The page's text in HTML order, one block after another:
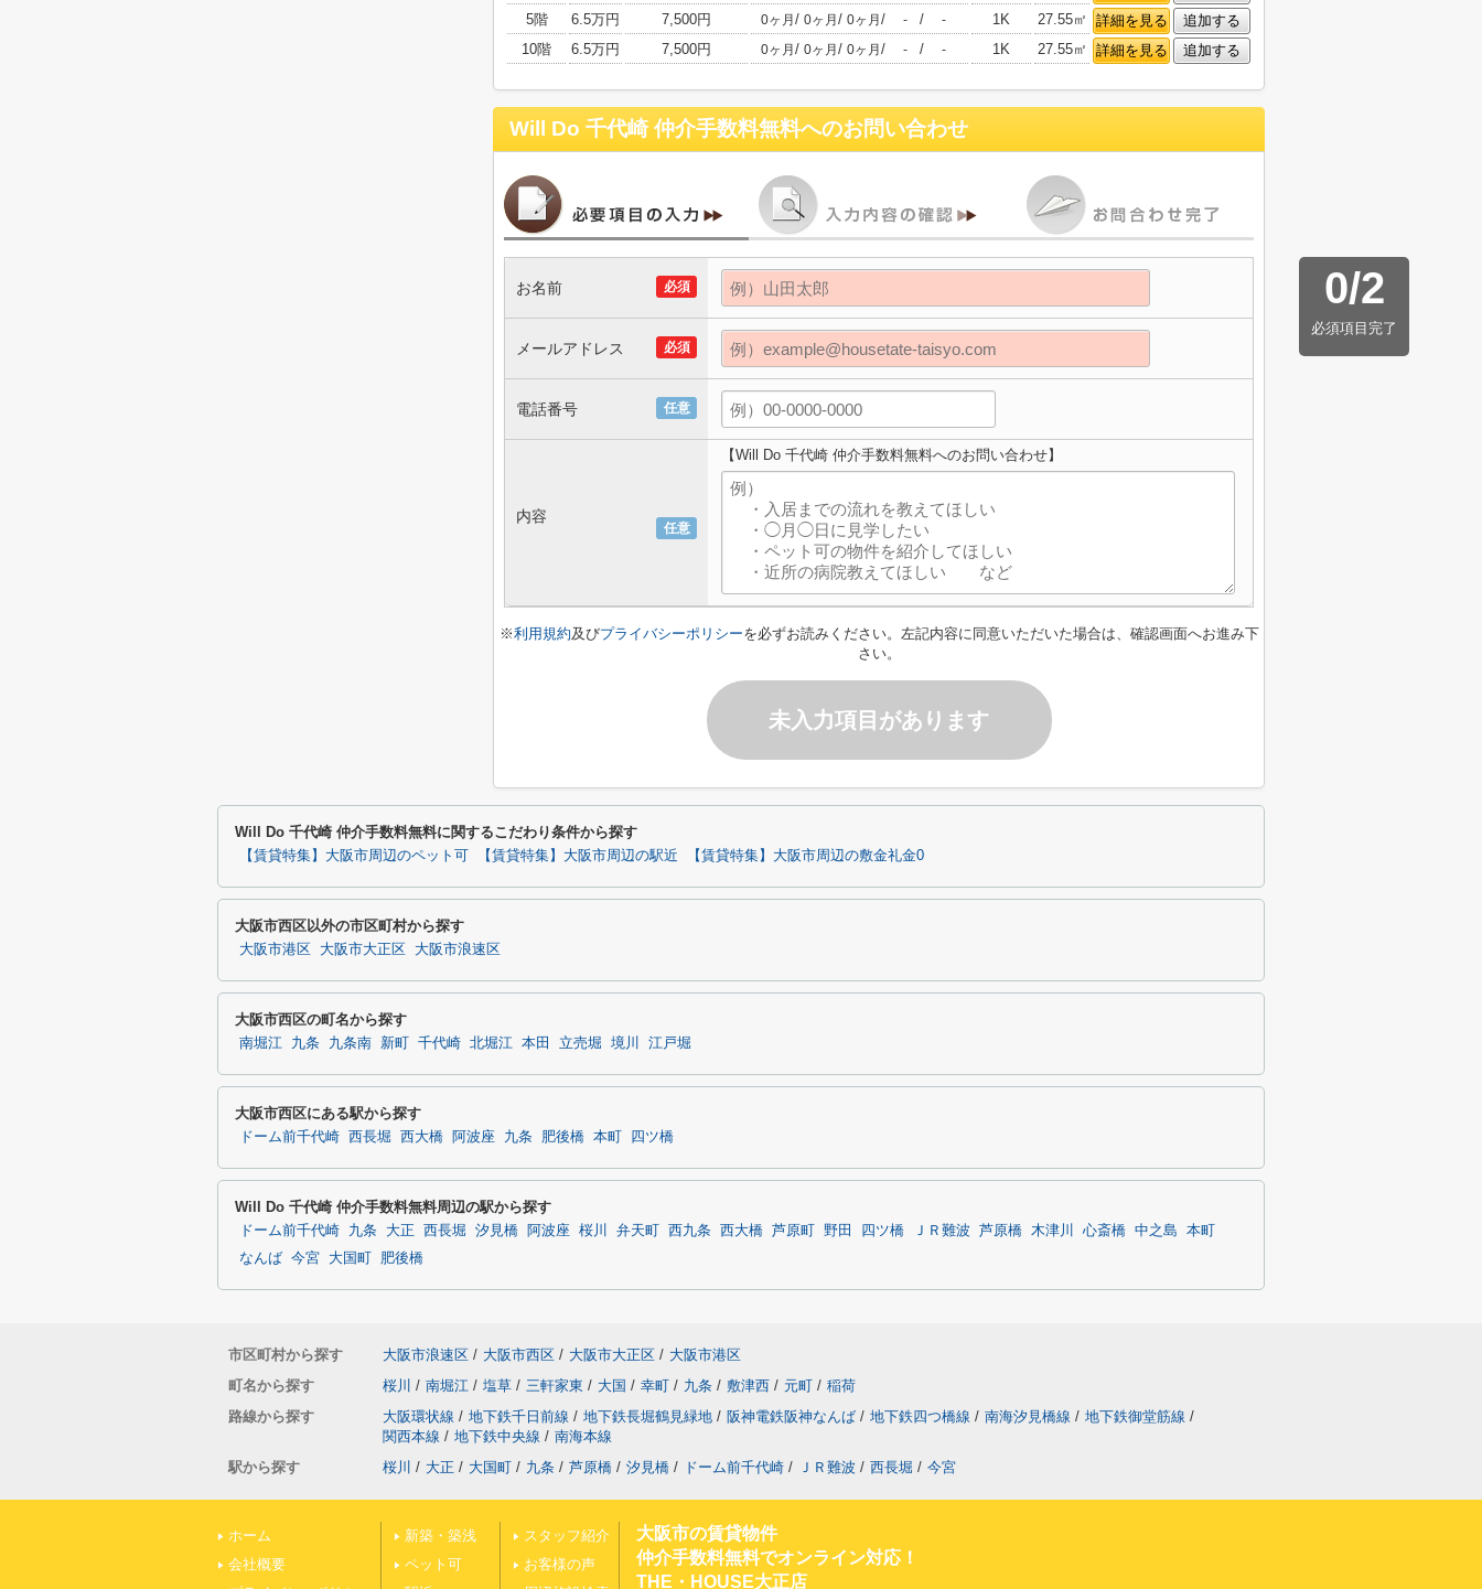
5階
6.5万円 7,500円 0ヶ月 / 0ヶ月 / 0ヶ月 / - / - 1K 27.55㎡ 詳細を見る
追加する
10階
6.5万円 7,500円 0ヶ月 / 0ヶ月 / 0ヶ月 / - / - 1K 27.55㎡ 詳細を見る 追加する
Will Do 千代崎 仲介手数料無料へのお問い合わせ
0/2
必須項目完了
必須
お名前
必須
メールアドレス
任意
電話番号
任意
内容
【Will Do 千代崎 仲介手数料無料へのお問い合わせ】
※利用規約及びプライバシーポリシーを必ずお読みください。左記内容に同意いただいた場合は、確認画面へお進み下
さい。
未入力項目があります
Will Do 千代崎 仲介手数料無料に関するこだわり条件から探す
【賃貸特集】大阪市周辺のペット可 【賃貸特集】大阪市周辺の駅近 【賃貸特集】大阪市周辺の敷金礼金0
大阪市西区以外の市区町村から探す
大阪市港区 大阪市大正区 大阪市浪速区
大阪市西区の町名から探す
南堀江 九条 九条南 新町 千代崎 北堀江 本田 立売堀 境川 江戸堀
大阪市西区にある駅から探す
ドーム前千代崎 西長堀 西大橋 阿波座 九条 肥後橋 本町 四ツ橋
Will Do 千代崎 仲介手数料無料周辺の駅から探す
ドーム前千代崎 九条 大正 西長堀 汐見橋 阿波座 桜川 弁天町 西九条 西大橋 芦原町 野田 四ツ橋 ＪＲ難波 芦原橋 木津川 心斎橋 中之島
本町
なんば 今宮 大国町 肥後橋
市区町村から探す 大阪市浪速区 / 大阪市西区 / 大阪市大正区 / 大阪市港区
町名から探す
桜川 / 南堀江 / 塩草 / 三軒家東 / 大国 / 幸町 / 九条 / 敷津西 / 元町 / 稲荷
路線から探す
大阪環状線 / 地下鉄千日前線 / 地下鉄長堀鶴見緑地 / 阪神電鉄阪神なんば / 地下鉄四つ橋線 / 南海汐見橋線 / 地下鉄御堂筋線 /
関西本線 / 地下鉄中央線 / 南海本線
駅から探す
桜川 / 大正 / 大国町 / 九条 / 芦原橋 / 汐見橋 / ドーム前千代崎 / ＪＲ難波 / 西長堀 / 今宮
ホーム
会社概要
新築・築浅
ペット可
スタッフ紹介
お客様の声
大阪市の賃貸物件
仲介手数料無料でオンライン対応！
THE・HOUSE大正店